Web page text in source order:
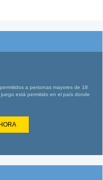
a personas mayores de 18
está permitido en el país donde